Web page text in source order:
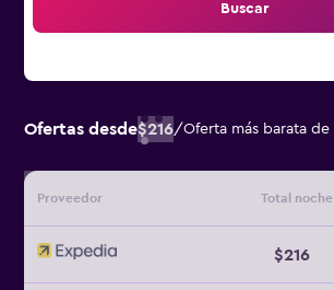
Buscar
Ofertas desde$216/Oferta más barata
Proveedor Total noche
$216